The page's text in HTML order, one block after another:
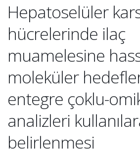
Hepatoselüler
hücrelerinde ilaç
muamelesine
moleküler
entegre çoklu-
analizleri
belirlenmesi